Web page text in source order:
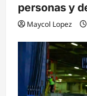
personas y
Maycol Lopez